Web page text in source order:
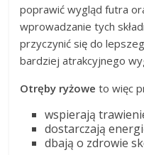
poprawić wygląd futra
wprowadzanie tych
przyczynić się do
bardziej atrakcyjnego
Otręby ryżowe to więc
wspierają
dostarczają
dbają o zdrowie